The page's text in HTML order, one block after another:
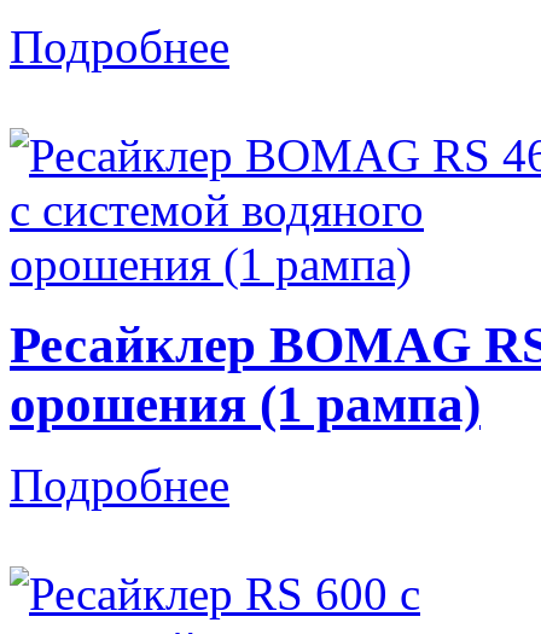
Подробнее
Ресайклер BOMAG
орошения (1 рампа)
Подробнее